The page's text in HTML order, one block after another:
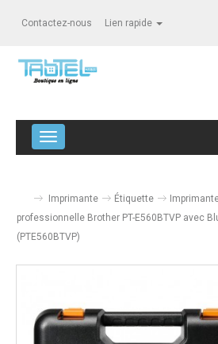
Contactez-nous Lien rapide
Navigation bascule
Imprimante Étiquette
professionnelle Brother PT-E560BTVP avec
(PTE560BTVP)